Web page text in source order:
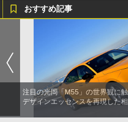
おすすめ記事
注目の光岡「M55」の世界観に
デザインエッセンスを再現した